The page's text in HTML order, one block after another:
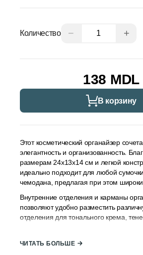
Количество − +
138 MDL
В корзину
Этот косметический органайзер
элегантность и организованность.
размерам 24x13x14 см и легкой
идеально подходит для любой
чемодана, предлагая при этом
Внутренние отделения и карманы
позволяют удобно разместить
отделения для тонального крема,
легко носить органайзер куда угодно,
ЧИТАТЬ БОЛЬШЕ